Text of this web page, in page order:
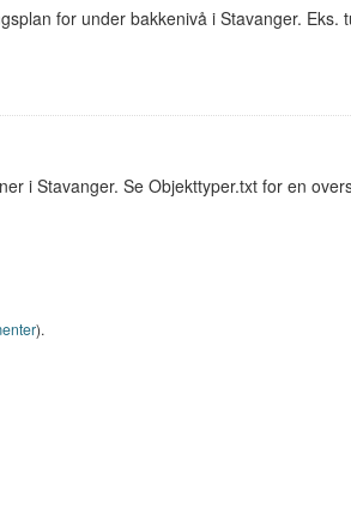
for under bakkenivå i Stavanger. Eks.
i Stavanger. Se Objekttyper.txt for en
).